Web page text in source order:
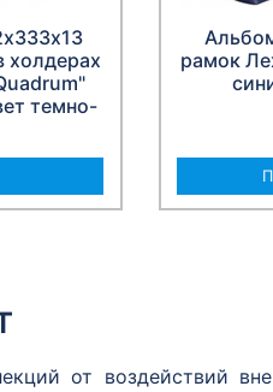
холдерах
темно-
рамок
от воздействий